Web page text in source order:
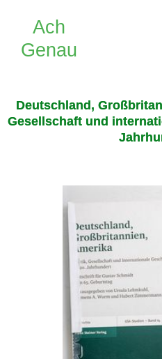
Deutschland,
Gesellschaft und